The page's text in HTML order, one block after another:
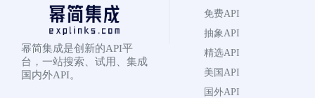
幂简集成是创新的API平
台，一站搜索、试用、集成
国内外API。
免费API
抽象API
精选API
美国API
国外API